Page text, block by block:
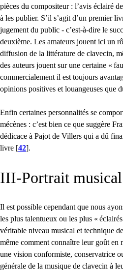
pièces du compositeur : l’avis éclairé
à les publier. S’il s’agit d’un premier
jugement du public - c’est-à-dire le
deuxième. Les amateurs jouent ici un
diffusion de la littérature de clavecin,
des auteurs jouent sur une certaine «
commercialement il est toujours
opinions positives et louangeuses que
Enfin certaines personnalités se
mécènes : c’est bien ce que suggère
dédicace à Pajot de Villers qui a dû
livre [42].
III-Portrait musical
Il est possible cependant que nous
les plus talentueux ou les plus « éclairés
véritable niveau musical et technique
même comment connaître leur goût en
une vision conformiste, conservatrice
générale de la musique de clavecin à